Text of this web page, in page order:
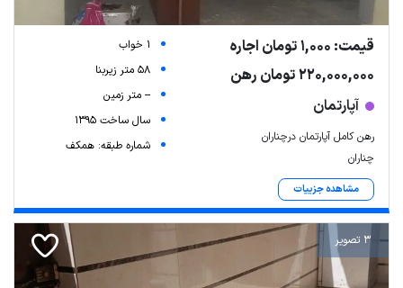
قیمت: 1,000 تومان اجاره
220,000,000 تومان رهن
آپارتمان
رهن کامل آپارتمان درچناران
چناران
مشاهده جزییات
1 خواب
58 متر زیربنا
-- متر زمین
سال ساخت 1395
شماره طبقه: همکف
3 تصویر